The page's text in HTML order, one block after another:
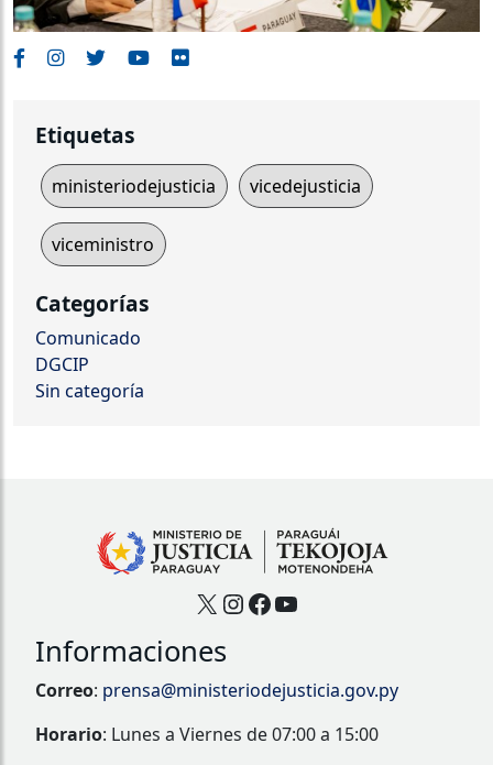
Etiquetas
ministeriodejusticia vicedejusticia
viceministro
Categorías
Comunicado
DGCIP
Sin categoría
X Instagram
Facebook
YouTube
Informaciones
Correo: prensa@ministeriodejusticia.gov.py
Horario: Lunes a Viernes de 07:00 a 15:00